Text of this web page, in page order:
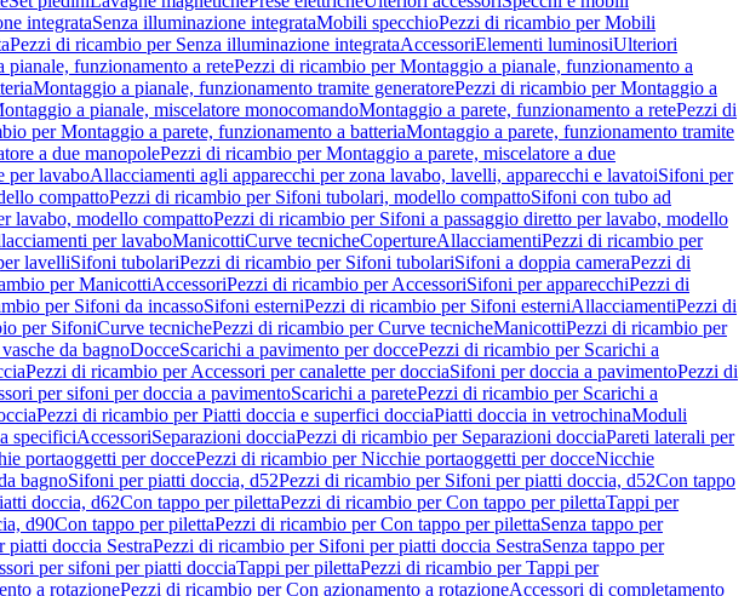
integrataSenza illuminazione integrataMobili specchioPezzi di ricambio per Mobili
Pezzi di ricambio per Senza illuminazione integrataAccessoriElementi luminosiUlteriori
pianale, funzionamento a retePezzi di ricambio per Montaggio a pianale, funzionamento a
Montaggio a pianale, funzionamento tramite generatorePezzi di ricambio per Montaggio a
a pianale, miscelatore monocomandoMontaggio a parete, funzionamento a retePezzi di
per Montaggio a parete, funzionamento a batteriaMontaggio a parete, funzionamento tramite
a due manopolePezzi di ricambio per Montaggio a parete, miscelatore a due
per lavaboAllacciamenti agli apparecchi per zona lavabo, lavelli, apparecchi e lavatoiSifoni per
compattoPezzi di ricambio per Sifoni tubolari, modello compattoSifoni con tubo ad
lavabo, modello compattoPezzi di ricambio per Sifoni a passaggio diretto per lavabo, modello
per lavaboManicottiCurve tecnicheCopertureAllacciamentiPezzi di ricambio per
lavelliSifoni tubolariPezzi di ricambio per Sifoni tubolariSifoni a doppia cameraPezzi di
per ManicottiAccessoriPezzi di ricambio per AccessoriSifoni per apparecchiPezzi di
per Sifoni da incassoSifoni esterniPezzi di ricambio per Sifoni esterniAllacciamentiPezzi di
per SifoniCurve tecnichePezzi di ricambio per Curve tecnicheManicottiPezzi di ricambio per
da bagnoDocceScarichi a pavimento per doccePezzi di ricambio per Scarichi a
Pezzi di ricambio per Accessori per canalette per docciaSifoni per doccia a pavimentoPezzi di
per sifoni per doccia a pavimentoScarichi a paretePezzi di ricambio per Scarichi a
Pezzi di ricambio per Piatti doccia e superfici docciaPiatti doccia in vetrochinaModuli
specificiAccessoriSeparazioni docciaPezzi di ricambio per Separazioni docciaPareti laterali per
portaoggetti per doccePezzi di ricambio per Nicchie portaoggetti per docceNicchie
bagnoSifoni per piatti doccia, d52Pezzi di ricambio per Sifoni per piatti doccia, d52Con tappo
doccia, d62Con tappo per pilettaPezzi di ricambio per Con tappo per pilettaTappi per
d90Con tappo per pilettaPezzi di ricambio per Con tappo per pilettaSenza tappo per
piatti doccia SestraPezzi di ricambio per Sifoni per piatti doccia SestraSenza tappo per
per sifoni per piatti docciaTappi per pilettaPezzi di ricambio per Tappi per
a rotazionePezzi di ricambio per Con azionamento a rotazioneAccessori di completamento